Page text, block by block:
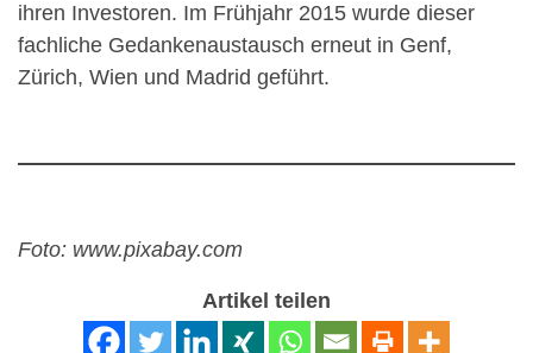
ihren Investoren. Im Frühjahr 2015 wurde dieser
fachliche Gedankenaustausch erneut in Genf,
Zürich, Wien und Madrid geführt.
Foto: www.pixabay.com
Artikel teilen